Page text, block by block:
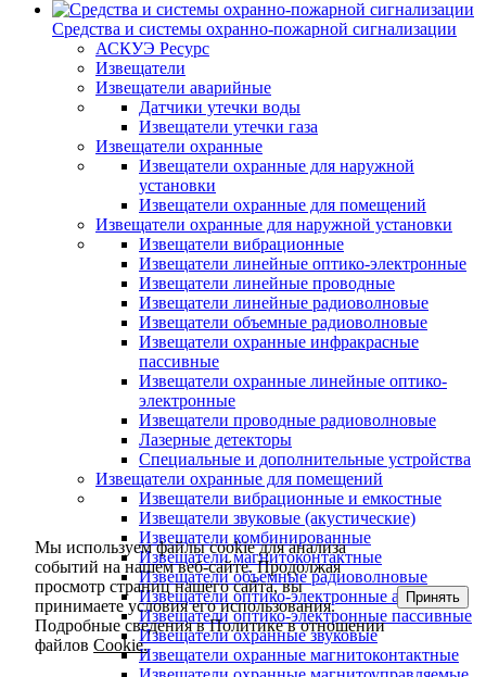
Средства и системы охранно-пожарной сигнализации
АСКУЭ Ресурс
Извещатели
Извещатели аварийные
Датчики утечки воды
Извещатели утечки газа
Извещатели охранные
Извещатели охранные для наружной
установки
Извещатели охранные для помещений
Извещатели охранные для наружной установки
Извещатели вибрационные
Извещатели линейные оптико-электронные
Извещатели линейные проводные
Извещатели линейные радиоволновые
Извещатели объемные радиоволновые
Извещатели охранные инфракрасные
пассивные
Извещатели охранные линейные оптико-
электронные
Извещатели проводные радиоволновые
Лазерные детекторы
Специальные и дополнительные устройства
Извещатели охранные для помещений
Извещатели вибрационные и емкостные
Извещатели звуковые (акустические)
Извещатели комбинированные
Извещатели магнитоконтактные
Извещатели объемные радиоволновые
Извещатели оптико-электронные активные
Извещатели оптико-электронные пассивные
Извещатели охранные звуковые
Извещатели охранные магнитоконтактные
Мы используем файлы cookie для анализа
событий на нашем веб-сайте. Продолжая
просмотр страниц нашего сайта, вы
принимаете условия его использования.
Подробные сведения в Политике в отношении
файловCookie.
Принять